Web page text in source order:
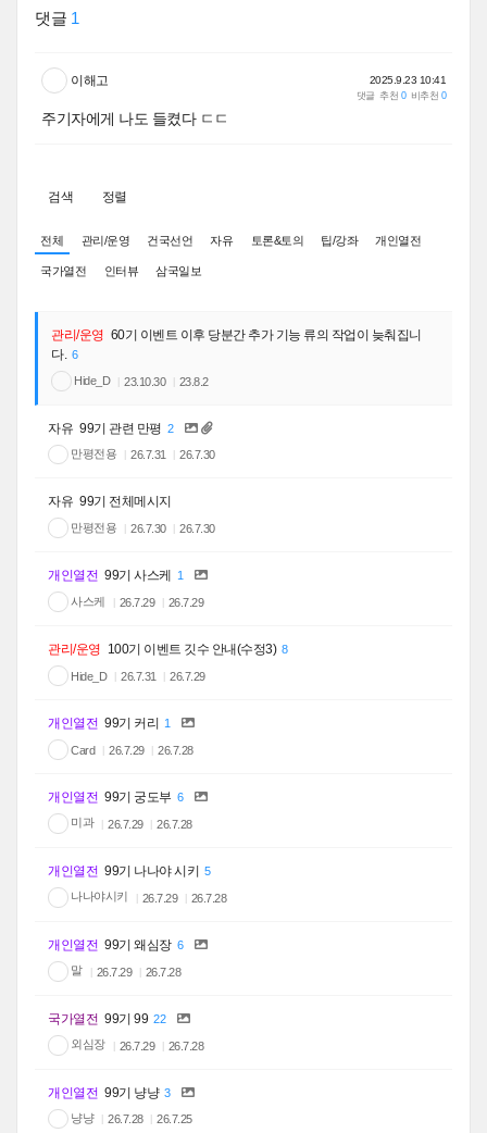
댓글 1
이해고 2025.9.23 10:41
댓글 추천 0 비추천 0
주기자에게 나도 들켰다 ㄷㄷ
검색 정렬
전체 관리/운영 건국선언 자유 토론&토의 팁/강좌 개인열전
국가열전 인터뷰 삼국일보
관리/운영 60기 이벤트 이후 당분간 추가 기능 류의 작업이 늦춰집니
다.
6
Hide_D 23.10.30 23.8.2
자유 99기 관련 만평 2
만평전용
26.7.31 26.7.30
자유 99기 전체메시지
만평전용 26.7.30 26.7.30
개인열전 99기 사스케
1
사스케
26.7.29 26.7.29
관리/운영 100기 이벤트 깃수 안내(수정3) 8
Hide_D 26.7.31 26.7.29
개인열전 99기 커리 1
Card 26.7.29 26.7.28
개인열전 99기 궁도부 6
미과
26.7.29 26.7.28
개인열전 99기 나나야 시키 5
나나야시키
26.7.29 26.7.28
개인열전 99기 왜심장 6
말
26.7.29 26.7.28
국가열전 99기 99 22
외심장
26.7.29 26.7.28
개인열전 99기 냥냥 3
냥냥
26.7.28 26.7.25